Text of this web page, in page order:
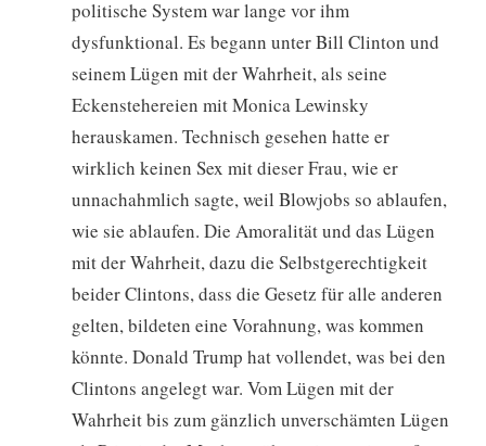
politische System war lange vor ihm
dysfunktional. Es begann unter Bill Clinton und
seinem Lügen mit der Wahrheit, als seine
Eckenstehereien mit Monica Lewinsky
herauskamen. Technisch gesehen hatte er
wirklich keinen Sex mit dieser Frau, wie er
unnachahmlich sagte, weil Blowjobs so ablaufen,
wie sie ablaufen. Die Amoralität und das Lügen
mit der Wahrheit, dazu die Selbstgerechtigkeit
beider Clintons, dass die Gesetz für alle anderen
gelten, bildeten eine Vorahnung, was kommen
könnte. Donald Trump hat vollendet, was bei den
Clintons angelegt war. Vom Lügen mit der
Wahrheit bis zum gänzlich unverschämten Lügen